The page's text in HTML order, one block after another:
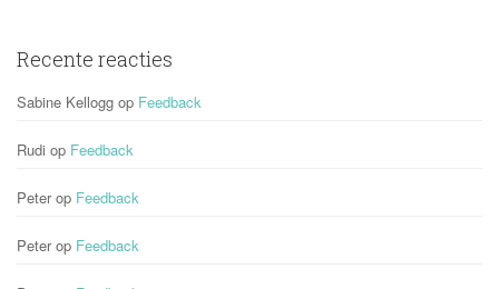
Recente reactie
Sabine Kellogg op Feedback
Rudi op Feedback
Peter op Feedback
Peter op Feedback